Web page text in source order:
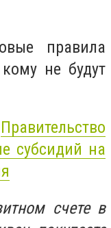
правила
не будут
Правительство
субсидий на
счете в